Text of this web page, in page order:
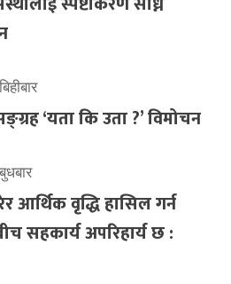
‘यता कि उता ?’ विमोचन
आर्थिक वृद्धि हासिल गर्न
सहकार्य अपरिहार्य छ :